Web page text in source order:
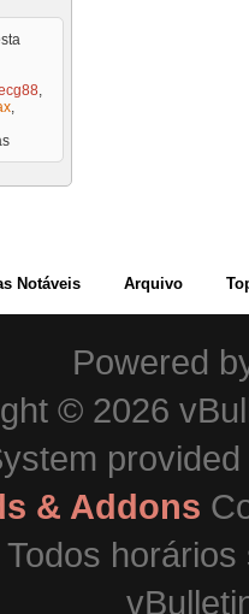
,
,
Notáveis Arquivo
Powered
© 2026
& Addons
Todos